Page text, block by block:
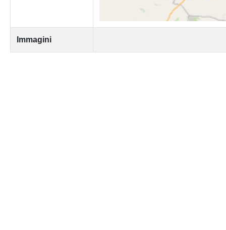
Immagini